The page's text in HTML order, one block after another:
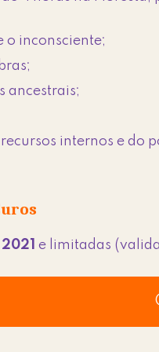
o inconsciente;
ancestrais;
internos e do
e limitadas